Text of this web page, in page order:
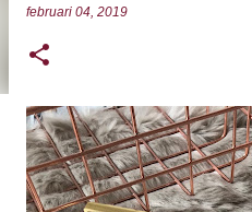
februari 04, 2019